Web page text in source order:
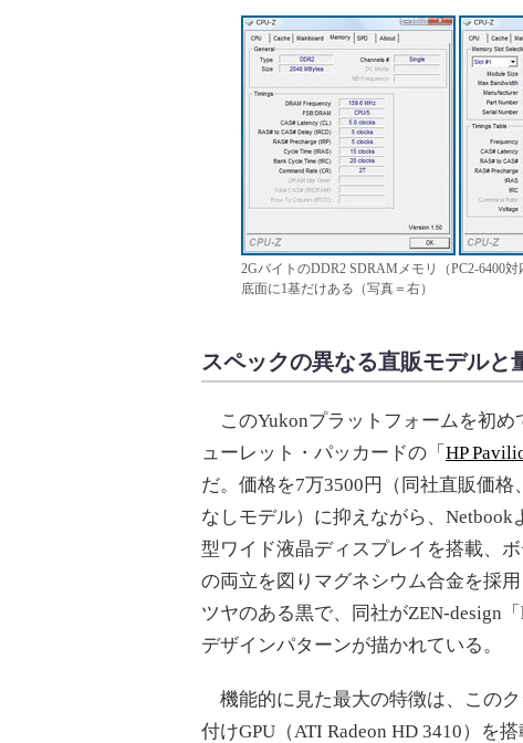
2GバイトのDDR2 SDRAMメモリ（PC2-6400
底面に1基だけある（写真＝右）
スペックの異なる直販モデルと
このYukonプラットフォームを初め
ューレット・パッカードの「 HP
だ。価格を7万3500円（同社直販価格
なしモデル）に抑えながら、Netbook
型ワイド液晶ディスプレイを搭載、
の両立を図りマグネシウム合金を採
ツヤのある黒で、同社がZEN-design
デザインパターンが描かれている。
機能的に見た最大の特徴は、この
付けGPU（ATI Radeon HD 3410）を